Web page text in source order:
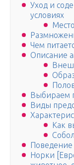
Уход и
условиях
Чем
Описание
Выбираем
Виды
Как
Поведение
Норки